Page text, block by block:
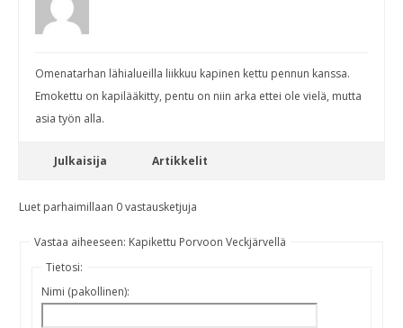
Omenatarhan lähialueilla liikkuu kapinen kettu pennun kanssa.
Emokettu on kapilääkitty, pentu on niin arka ettei ole vielä, mutta
asia työn alla.
Julkaisija Artikkelit
Luet parhaimillaan 0 vastausketjuja
Vastaa aiheeseen: Kapikettu Porvoon Veckjärvellä
Tietosi:
Nimi (pakollinen):